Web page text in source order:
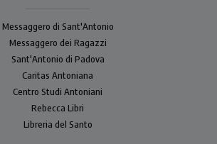
Messaggero di Sant'Antonio
Messaggero dei Ragazzi
Sant'Antonio di Padova
Caritas Antoniana
Centro Studi Antoniani
Rebecca Libri
Libreria del Santo